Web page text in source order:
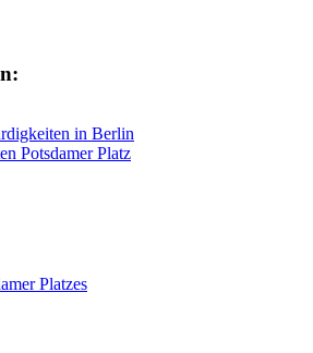
in Berlin
Potsdamer Platz
Platzes